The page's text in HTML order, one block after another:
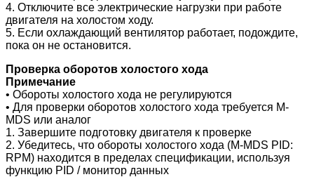
4. Отключите все электрические нагрузки при работе
двигателя на холостом ходу.
5. Если охлаждающий вентилятор работает, подождите,
пока он не остановится.
Проверка оборотов холостого хода
Примечание
• Обороты холостого хода не регулируются
• Для проверки оборотов холостого хода требуется M-
MDS или аналог
1. Завершите подготовку двигателя к проверке
2. Убедитесь, что обороты холостого хода (M-MDS PID:
RPM) находится в пределах спецификации, используя
функцию PID / монитор данных